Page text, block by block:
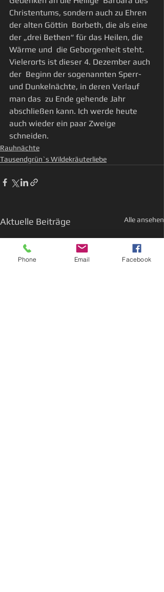
Christentums, sondern auch zu Ehren
der alten Göttin  Borbeth, die als eine
der „drei Bethen“ für das Heilen, die
Wärme und  die Geborgenheit steht.
Vielerorts ist dieser 4. Dezember auch
der  Beginn der sogenannten Sperr-
und Dunkelnächte, in deren Verlauf
man das  zu Ende gehende Jahr
abschließen kann. Ich werde heute
auch wieder ein paar Zweige
schneiden.
Rauhnächte
Tausendgrün`s Wildekräuterliebe
Aktuelle Beiträge Alle ansehen
Phone Email Facebook